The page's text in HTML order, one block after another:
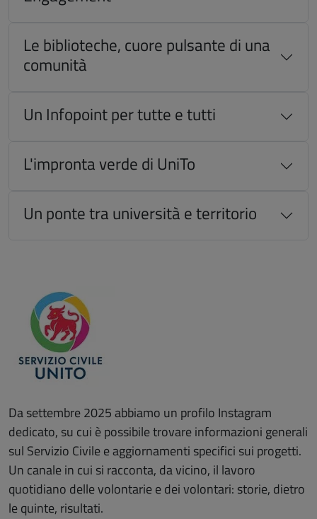
Le biblioteche, cuore pulsante di una
comunità
Un Infopoint per tutte e tutti
L'impronta verde di UniTo
Un ponte tra università e territorio
Da settembre 2025 abbiamo un profilo Instagram
dedicato, su cui è possibile trovare informazioni generali
sul Servizio Civile e aggiornamenti specifici sui progetti.
Un canale in cui si racconta, da vicino, il lavoro
quotidiano delle volontarie e dei volontari: storie, dietro
le quinte, risultati.